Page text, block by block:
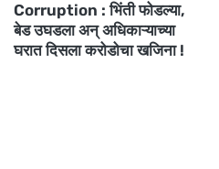
Corruption : भिंती फोडल्या,
बेड उघडला अन् अधिकाऱ्याच्या
घरात दिसला करोडोचा खजिना !